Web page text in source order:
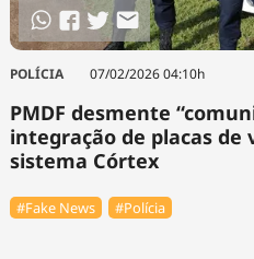
POLÍCIA 07/02/2026 04:10h
PMDF desmente
integração de placas de
sistema Córtex
#Fake News #Polícia